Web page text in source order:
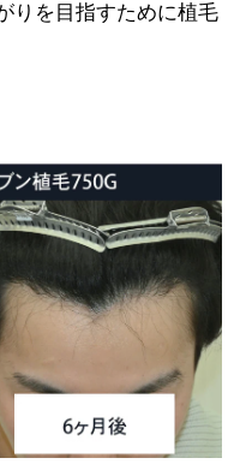
りを目指すために植毛